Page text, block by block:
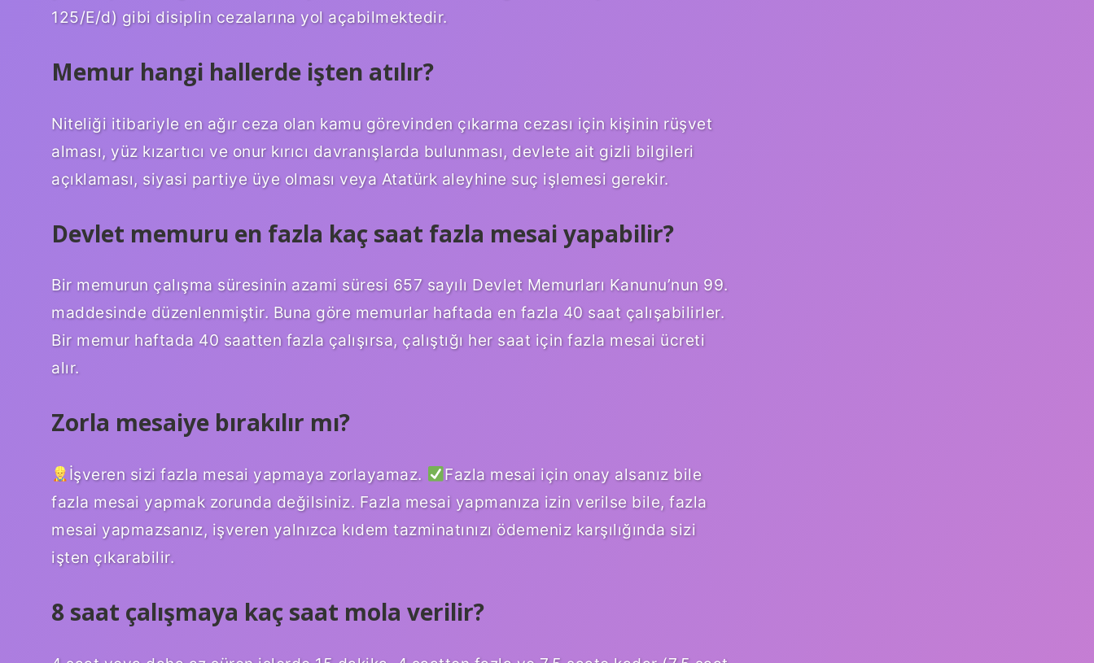
125/E/d) gibi disiplin cezalarına yol açabilmektedir.
Memur hangi hallerde işten atılır?
Niteliği itibariyle en ağır ceza olan kamu görevinden çıkarma cezası için kişinin rüşvet
alması, yüz kızartıcı ve onur kırıcı davranışlarda bulunması, devlete ait gizli bilgileri
açıklaması, siyasi partiye üye olması veya Atatürk aleyhine suç işlemesi gerekir.
Devlet memuru en fazla kaç saat fazla mesai yapabilir?
Bir memurun çalışma süresinin azami süresi 657 sayılı Devlet Memurları Kanunu’nun 99.
maddesinde düzenlenmiştir. Buna göre memurlar haftada en fazla 40 saat çalışabilirler.
Bir memur haftada 40 saatten fazla çalışırsa, çalıştığı her saat için fazla mesai ücreti
alır.
Zorla mesaiye bırakılır mı?
İşveren sizi fazla mesai yapmaya zorlayamaz.
Fazla mesai için onay alsanız bile
fazla mesai yapmak zorunda değilsiniz. Fazla mesai yapmanıza izin verilse bile, fazla
mesai yapmazsanız, işveren yalnızca kıdem tazminatınızı ödemeniz karşılığında sizi
işten çıkarabilir.
8 saat çalışmaya kaç saat mola verilir?